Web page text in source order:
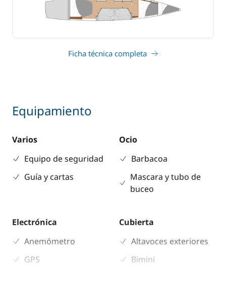
Ficha técnica completa
Equipamiento
Varios
Equipo de seguridad
Guía y cartas
Ocio
Barbacoa
Mascara y tubo de
buceo
Electrónica
Anemómetro
GPS
Cubierta
Altavoces exteriores
Bimini